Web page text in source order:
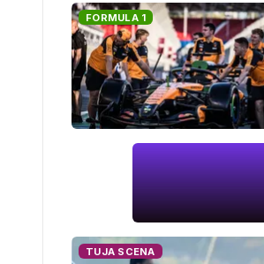
FORMULA 1
TUJA SCENA